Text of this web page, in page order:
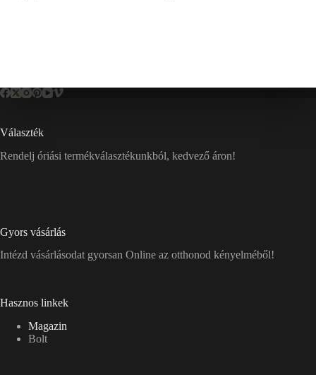
Választék
Rendelj óriási termékválasztékunkból, kedvező áron!
Gyors vásárlás
Intézd vásárlásodat gyorsan Online az otthonod kényelméből!
Hasznos linkek
Magazin
Bolt